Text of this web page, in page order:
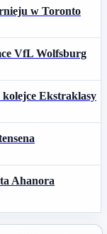
w Toronto
VfL Wolfsburg
Ekstraklasy
Ahanora